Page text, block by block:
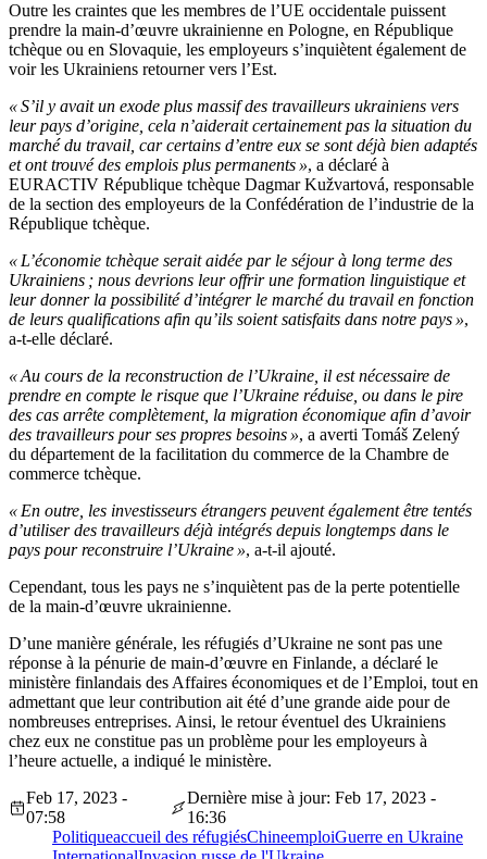
Outre les craintes que les membres de l’UE occidentale puissent
prendre la main-d’œuvre ukrainienne en Pologne, en République
tchèque ou en Slovaquie, les employeurs s’inquiètent également de
voir les Ukrainiens retourner vers l’Est.
« S’il y avait un exode plus massif des travailleurs ukrainiens vers
leur pays d’origine, cela n’aiderait certainement pas la situation du
marché du travail, car certains d’entre eux se sont déjà bien adaptés
et ont trouvé des emplois plus permanents », a déclaré à
EURACTIV République tchèque Dagmar Kužvartová, responsable
de la section des employeurs de la Confédération de l’industrie de la
République tchèque.
« L’économie tchèque serait aidée par le séjour à long terme des
Ukrainiens ; nous devrions leur offrir une formation linguistique et
leur donner la possibilité d’intégrer le marché du travail en fonction
de leurs qualifications afin qu’ils soient satisfaits dans notre pays »,
a-t-elle déclaré.
« Au cours de la reconstruction de l’Ukraine, il est nécessaire de
prendre en compte le risque que l’Ukraine réduise, ou dans le pire
des cas arrête complètement, la migration économique afin d’avoir
des travailleurs pour ses propres besoins », a averti Tomáš Zelený
du département de la facilitation du commerce de la Chambre de
commerce tchèque.
« En outre, les investisseurs étrangers peuvent également être tentés
d’utiliser des travailleurs déjà intégrés depuis longtemps dans le
pays pour reconstruire l’Ukraine », a-t-il ajouté.
Cependant, tous les pays ne s’inquiètent pas de la perte potentielle
de la main-d’œuvre ukrainienne.
D’une manière générale, les réfugiés d’Ukraine ne sont pas une
réponse à la pénurie de main-d’œuvre en Finlande, a déclaré le
ministère finlandais des Affaires économiques et de l’Emploi, tout en
admettant que leur contribution ait été d’une grande aide pour de
nombreuses entreprises. Ainsi, le retour éventuel des Ukrainiens
chez eux ne constitue pas un problème pour les employeurs à
l’heure actuelle, a indiqué le ministère.
Feb 17, 2023 -
07:58
Dernière mise à jour: Feb 17, 2023 -
16:36
Politiqueaccueil des réfugiésChineemploiGuerre en Ukraine